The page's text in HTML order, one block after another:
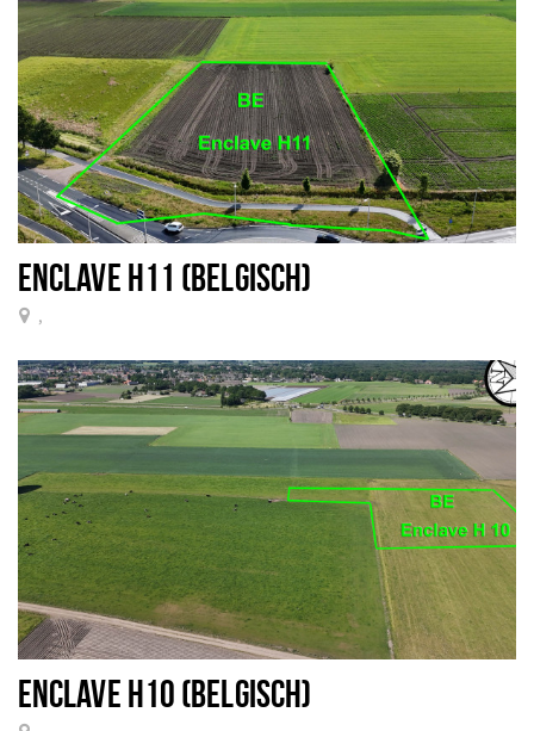
ENCLAVE H11 (BELGISCH)
,
ENCLAVE H10 (BELGISCH)